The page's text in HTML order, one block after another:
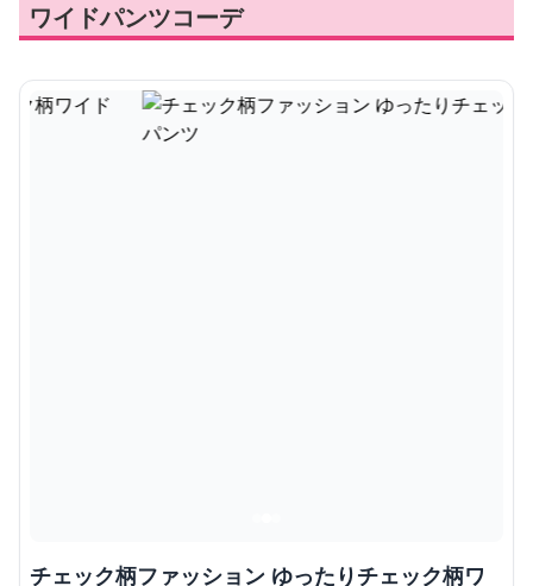
ワイドパンツコーデ
チェック柄ファッション ゆったりチェック柄ワ